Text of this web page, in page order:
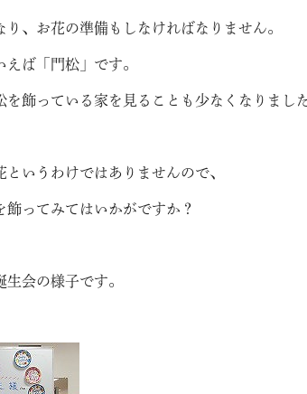
、お花の準備もしなければなりません。
ば「門松」です。
を飾っている家を見ることも少なくなりました
いうわけではありませんので、
飾ってみてはいかがですか？
会の様子です。